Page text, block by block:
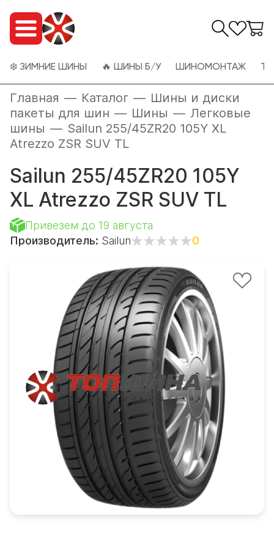
❄️ ЗИМНИЕ ШИНЫ 🔥 ШИНЫ Б/У ШИНОМОНТАЖ
Главная — Каталог — Шины и диски
пакеты для шин — Шины — Легковые
шины — Sailun 255/45ZR20 105Y XL
Atrezzo ZSR SUV TL
Sailun 255/45ZR20 105Y
XL Atrezzo ZSR SUV TL
Привезем до 19 августа
Производитель: Sailun 0